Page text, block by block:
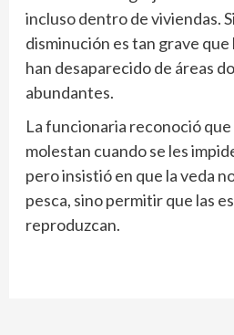
incluso dentro de viviendas.
disminución es tan grave
han desaparecido de áreas
abundantes.
La funcionaria reconoció que
molestan cuando se les
pero insistió en que la veda
pesca, sino permitir que las
reproduzcan.